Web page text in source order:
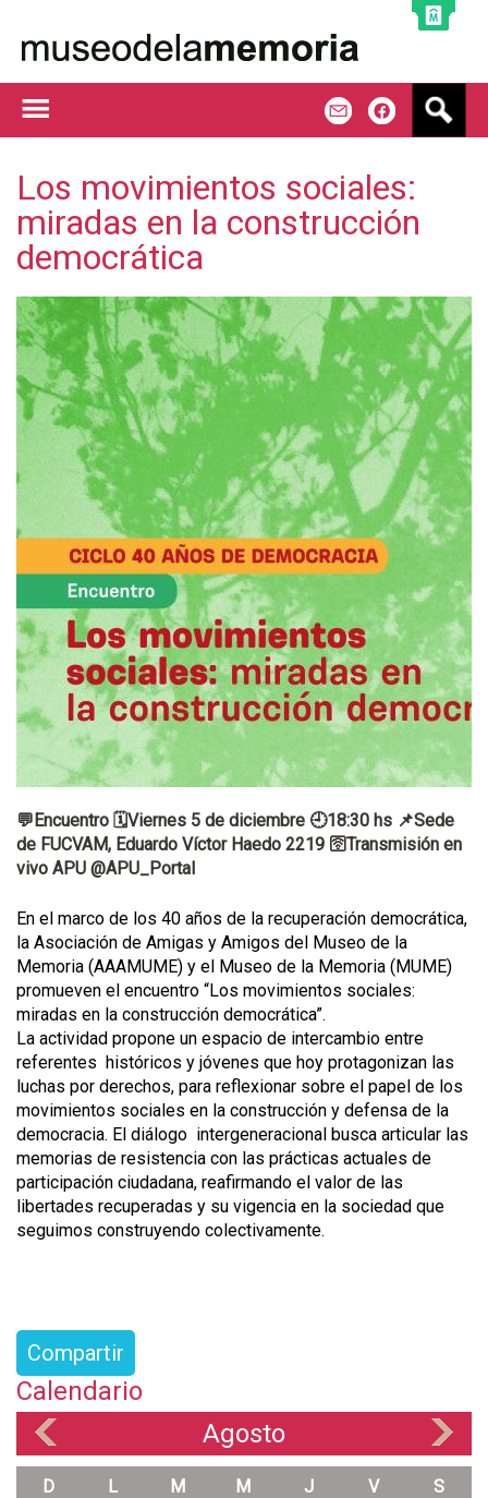
Los movimientos sociales:
miradas en la construcción
democrática
💬Encuentro 🗓️Viernes 5 de diciembre 🕘18:30 hs 📌Sede
de FUCVAM, Eduardo Víctor Haedo 2219 🛜Transmisión en
vivo APU @APU_Portal
En el marco de los 40 años de la recuperación democrática,
la Asociación de Amigas y Amigos del Museo de la
Memoria (AAAMUME) y el Museo de la Memoria (MUME)
promueven el encuentro “Los movimientos sociales:
miradas en la construcción democrática”.
La actividad propone un espacio de intercambio entre
referentes históricos y jóvenes que hoy protagonizan las
luchas por derechos, para reflexionar sobre el papel de los
movimientos sociales en la construcción y defensa de la
democracia. El diálogo intergeneracional busca articular las
memorias de resistencia con las prácticas actuales de
participación ciudadana, reafirmando el valor de las
libertades recuperadas y su vigencia en la sociedad que
seguimos construyendo colectivamente.
Compartir
Calendario
Agosto
D L M M J V S
s
a
r